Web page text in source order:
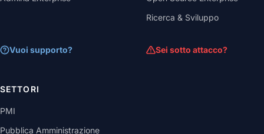
Vuoi supporto?
Ricerca & Sviluppo
Sei sotto attacco?
SETTORI
PMI
Pubblica Amministrazione